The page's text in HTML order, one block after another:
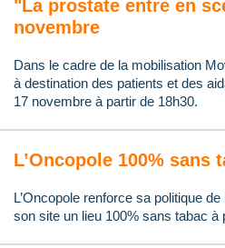
"La prostate entre en
novembre
Dans le cadre de la mobilisation
à destination des patients et des
17 novembre à partir de 18h30.
L’Oncopole 100% sans
L’Oncopole renforce sa politique
son site un lieu 100% sans tabac à